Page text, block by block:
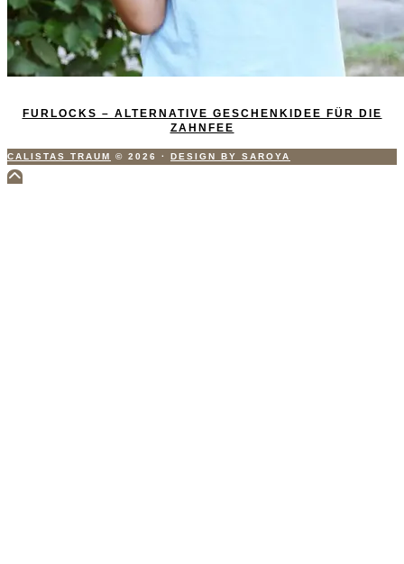
FURLOCKS – ALTERNATIVE GESCHENKIDEE FÜR DIE
ZAHNFEE
CALISTAS TRAUM © 2026 · DESIGN BY SAROYA
Scroll